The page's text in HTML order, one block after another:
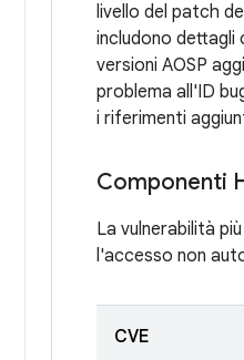
livello del patch
includono dettagli
versioni AOSP
problema all'ID
i riferimenti
Componenti
La vulnerabilità
l'accesso non
CVE